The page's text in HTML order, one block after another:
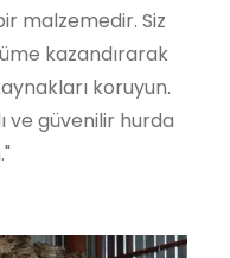
malzemedir. Siz
kazandırarak
koruyun.
ve güvenilir hurda